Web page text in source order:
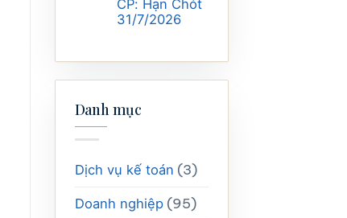
CP: Hạn Chót
31/7/2026
Danh mục
Dịch vụ kế toán (3)
Doanh nghiệp(95)